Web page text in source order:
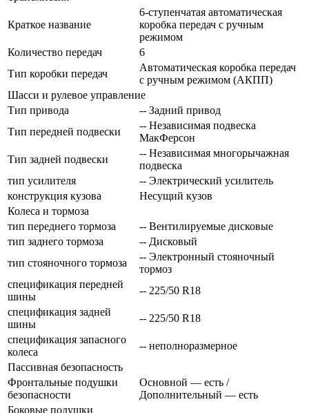
Краткое название
6-ступенчатая автоматическая
коробка передач с ручным
режимом
Количество передач
6
Тип коробки передач
Автоматическая коробка передач
с ручным режимом (АКПП)
Шасси и рулевое управление
Тип привода
-- Задний привод
Тип передней подвески
-- Независимая подвеска
МакФерсон
Тип задней подвески
-- Независимая многорычажная
подвеска
тип усилителя
-- Электрический усилитель
конструкция кузова
Несущий кузов
Колеса и тормоза
тип переднего тормоза
-- Вентилируемые дисковые
тип заднего тормоза
-- Дисковый
тип стояночного тормоза
-- Электронный стояночный
тормоз
спецификация передней
шины
-- 225/50 R18
спецификация задней
шины
-- 225/50 R18
спецификация запасного
колеса
-- неполноразмерное
Пассивная безопасность
Фронтальные подушки
безопасности
Основной — есть /
Дополнительный — есть
Боковые подушки